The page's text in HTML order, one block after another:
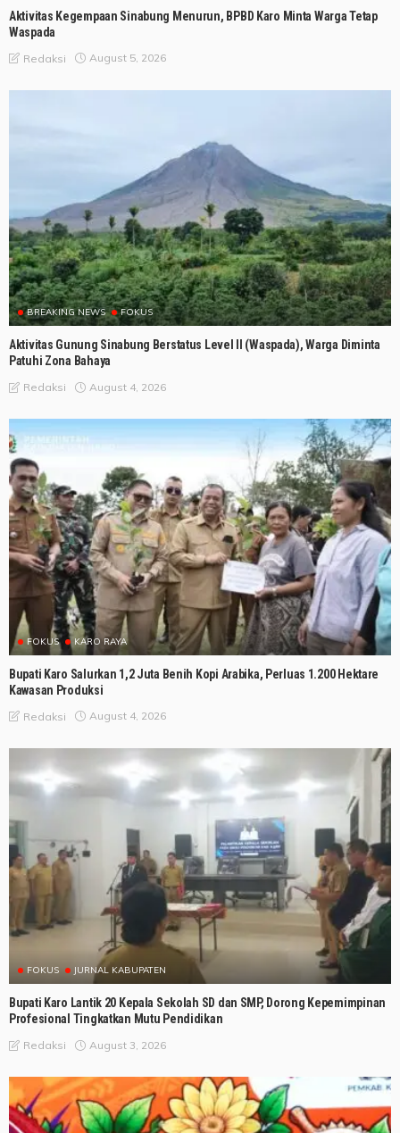
Aktivitas Kegempaan Sinabung Menurun, BPBD Karo Minta Warga Tetap
Waspada
Redaksi August 5, 2026
BREAKING NEWS FOKUS
Aktivitas Gunung Sinabung Berstatus Level II (Waspada), Warga Diminta
Patuhi Zona Bahaya
Redaksi August 4, 2026
FOKUS KARO RAYA
Bupati Karo Salurkan 1,2 Juta Benih Kopi Arabika, Perluas 1.200 Hektare
Kawasan Produksi
Redaksi August 4, 2026
FOKUS JURNAL KABUPATEN
Bupati Karo Lantik 20 Kepala Sekolah SD dan SMP, Dorong Kepemimpinan
Profesional Tingkatkan Mutu Pendidikan
Redaksi August 3, 2026